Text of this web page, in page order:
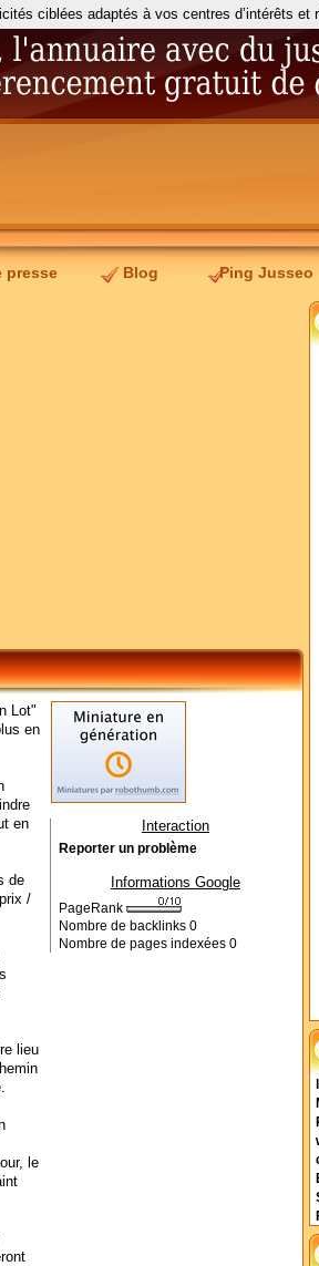
presse Blog Ping Jusseo
Lot"
en
en
de
/
lieu
le
Interaction
Reporter un problème
Informations Google
PageRank
Nombre de backlinks 0
Nombre de pages indexées 0
ciblées adaptés à vos centres d’intérêts